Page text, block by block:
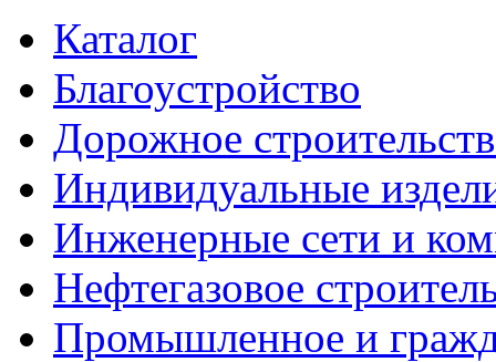
Каталог
Благоустройство
Дорожное
Индивидуальные
Инженерные сети и
Нефтегазовое
Промышленное и